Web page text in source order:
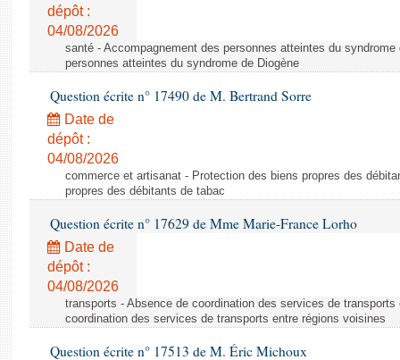
dépôt :
04/08/2026
santé - Accompagnement des personnes atteintes du
personnes atteintes du syndrome de Diogène
Question écrite n° 17490 de M. Bertrand Sorre
Date de
dépôt :
04/08/2026
commerce et artisanat - Protection des biens propres des
propres des débitants de tabac
Question écrite n° 17629 de Mme Marie-France Lorho
Date de
dépôt :
04/08/2026
transports - Absence de coordination des services de
coordination des services de transports entre régions voisines
Question écrite n° 17513 de M. Éric Michoux